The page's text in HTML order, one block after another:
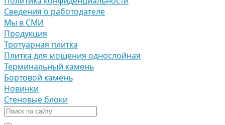
Сведения о работодателе
Мы в СМИ
Продукция
Тротуарная плитка
Плитка для мощения однослойная
Терминальный камень
Бортовой камень
Новинки
Стеновые блоки